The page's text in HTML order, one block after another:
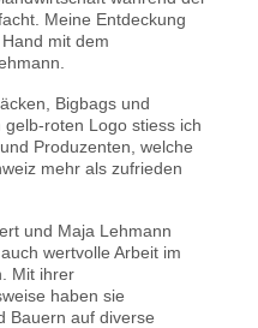
Meine Entdeckung
mit dem
Bigbags und
roten Logo stiess ich
Produzenten, welche
mehr als zufrieden
und Maja Lehmann
wertvolle Arbeit im
Mit ihrer
haben sie
Bauern auf diverse